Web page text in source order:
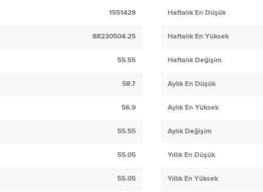
1551429
88230504.25
55.55
58.7
56.9
55.55
55.05
55.05
Haftalık En Düşük
Haftalık En Yüksek
Haftalık Değişim
Aylık En Düşük
Aylık En Yüksek
Aylık Değişim
Yıllık En Düşük
Yıllık En Yüksek